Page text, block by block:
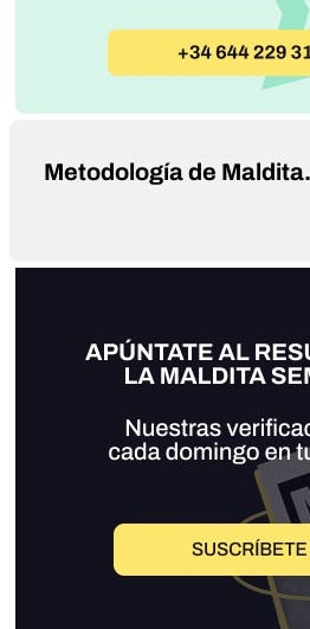
Metodología de